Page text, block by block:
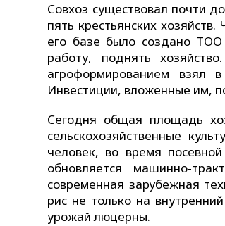
Совхоз существовал почти
пять крестьянских
его базе было создано ТОО
работу, поднять
агроформированием взял
Инвестиции, вложенные им,
Сегодня общая площадь
сельскохозяйственные
человек, во время
обновляется машинно-
современная зарубежная
рис не только на
урожай люцерны.